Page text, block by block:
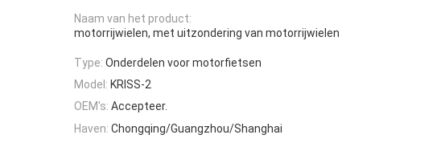
Naam van het product:
motorrijwielen, met uitzondering van motorrijwielen
Type: Onderdelen voor motorfietsen
Model: KRISS-2
OEM's: Accepteer.
Haven: Chongqing/Guangzhou/Shanghai